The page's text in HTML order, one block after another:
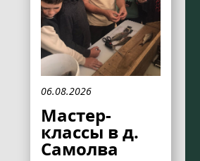
06.08.2026
Мастер-
классы в д.
Самолва